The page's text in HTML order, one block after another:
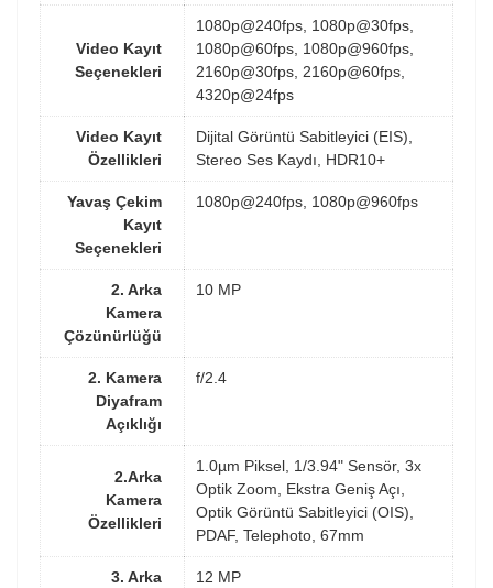
Video Kayıt
Seçenekleri
1080p@240fps, 1080p@30fps,
1080p@60fps, 1080p@960fps,
2160p@30fps, 2160p@60fps,
4320p@24fps
Video Kayıt
Özellikleri
Dijital Görüntü Sabitleyici (EIS),
Stereo Ses Kaydı, HDR10+
Yavaş Çekim
Kayıt
Seçenekleri
1080p@240fps, 1080p@960fps
2. Arka
Kamera
Çözünürlüğü
10 MP
2. Kamera
Diyafram
Açıklığı
f/2.4
2.Arka
Kamera
Özellikleri
1.0µm Piksel, 1/3.94" Sensör, 3x
Optik Zoom, Ekstra Geniş Açı,
Optik Görüntü Sabitleyici (OIS),
PDAF, Telephoto, 67mm
3. Arka 12 MP